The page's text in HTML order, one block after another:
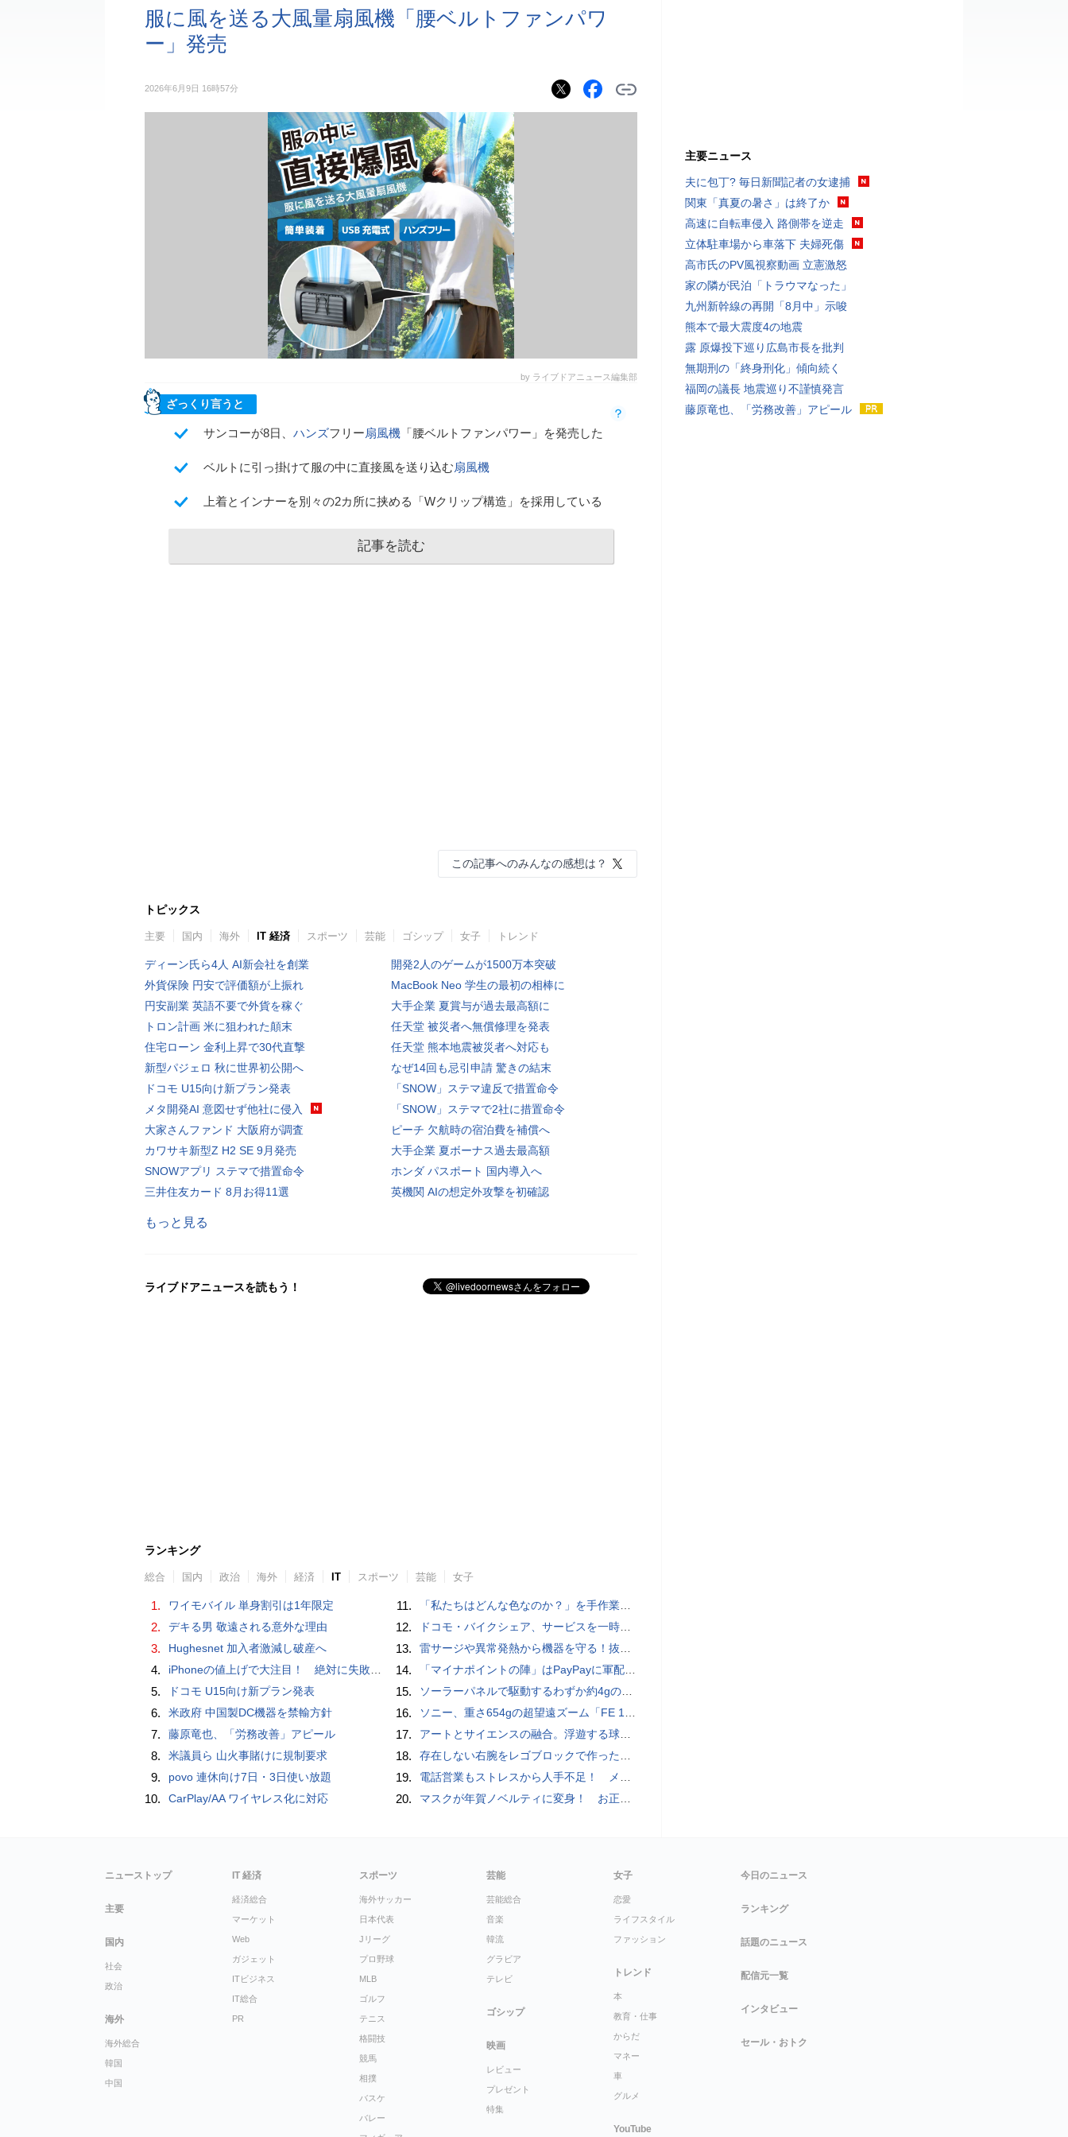
服に風を送る大風量扇風機「腰ベルトファンパワ
ー」発売
2026年6月9日 16時57分
by ライブドアニュース編集部
ざっくり言うと
サンコーが8日、 ハンズフリー扇風機 「腰ベルトファンパワー」を発売した
ベルトに引っ掛けて服の中に直接風を送り込む扇風機
上着とインナーを別々の2カ所に挟める「Wクリップ構造」を採用している
記事を読む
この記事へのみんなの感想は？
トピックス
主要 国内 海外 IT 経済 スポーツ 芸能 ゴシップ 女子 トレンド
ディーン氏ら4人 AI新会社を創業
外貨保険 円安で評価額が上振れ
円安副業 英語不要で外貨を稼ぐ
トロン計画 米に狙われた顛末
住宅ローン 金利上昇で30代直撃
新型パジェロ 秋に世界初公開へ
ドコモ U15向け新プラン発表
メタ開発AI 意図せず他社に侵入
大家さんファンド 大阪府が調査
カワサキ新型Z H2 SE 9月発売
SNOWアプリ ステマで措置命令
三井住友カード 8月お得11選
開発2人のゲームが1500万本突破
MacBook Neo 学生の最初の相棒に
大手企業 夏賞与が過去最高額に
任天堂 被災者へ無償修理を発表
任天堂 熊本地震被災者へ対応も
なぜ14回も忌引申請 驚きの結末
「SNOW」ステマ違反で措置命令
「SNOW」ステマで2社に措置命令
ピーチ 欠航時の宿泊費を補償へ
大手企業 夏ボーナス過去最高額
ホンダ パスポート 国内導入へ
英機関 AIの想定外攻撃を初確認
もっと見る
ライブドアニュースを読もう！
ランキング
総合 国内 政治 海外 経済 IT スポーツ 芸能 女子
1. ワイモバイル 単身割引は1年限定
2. デキる男 敬遠される意外な理由
3. Hughesnet 加入者激減し破産へ
4. iPhoneの値上げで大注目！ 絶対に失敗しない「中古スマホ」の売り方＆買い方
5. ドコモ U15向け新プラン発表
6. 米政府 中国製DC機器を禁輸方針
7. 藤原竜也、「労務改善」アピール
8. 米議員ら 山火事賭けに規制要求
9. povo 連休向け7日・3日使い放題
10. CarPlay/AA ワイヤレス化に対応
11. 「私たちはどんな色なのか？」を手作業でデータ分析して人間の肌の色を表現する新しい色空間を構築した「Inclusive Color Space」
12. ドコモ・バイクシェア、サービスを一時停止 不具合の復旧が見通せないため
13. 雷サージや異常発熱から機器を守る！抜け止め仕様の3P-2P変換アダプタ
14. 「マイナポイントの陣」はPayPayに軍配！ 燻製できちゃう鍋、グラスドームクッカー
15. ソーラーパネルで駆動するわずか約4gの超軽量ドローン「CoulombFly」
16. ソニー、重さ654gの超望遠ズーム「FE 100-400mm F5.6-8 OSS」 実売14万円前後
17. アートとサイエンスの融合。浮遊する球体インテリア「Buda Ball(ブダボール)」
18. 存在しない右腕をレゴブロックで作った少年ビルダーが登場
19. 電話営業もストレスから人手不足！ メンタルに心配ない会話AI 「Sakura TALK」が営業電話をかける時代がくる
20. マスクが年賀ノベルティに変身！ お正月特別パッケージの注文受付開始
主要ニュース
夫に包丁? 毎日新聞記者の女逮捕
関東「真夏の暑さ」は終了か
高速に自転車侵入 路側帯を逆走
立体駐車場から車落下 夫婦死傷
高市氏のPV風視察動画 立憲激怒
家の隣が民泊「トラウマなった」
九州新幹線の再開「8月中」示唆
熊本で最大震度4の地震
露 原爆投下巡り広島市長を批判
無期刑の「終身刑化」傾向続く
福岡の議長 地震巡り不謹慎発言
藤原竜也、「労務改善」アピール
ニューストップ
主要
国内
社会
政治
海外
海外総合
韓国
中国
IT 経済
経済総合
マーケット
Web
ガジェット
ITビジネス
IT総合
PR
スポーツ
海外サッカー
日本代表
Jリーグ
プロ野球
MLB
ゴルフ
テニス
格闘技
競馬
相撲
バスケ
バレー
芸能
芸能総合
音楽
韓流
グラビア
テレビ
ゴシップ
映画
レビュー
プレゼント
特集
女子
恋愛
ライフスタイル
ファッション
トレンド
本
教育・仕事
からだ
マネー
車
グルメ
YouTube
今日のニュース
ランキング
話題のニュース
配信元一覧
インタビュー
セール・おトク